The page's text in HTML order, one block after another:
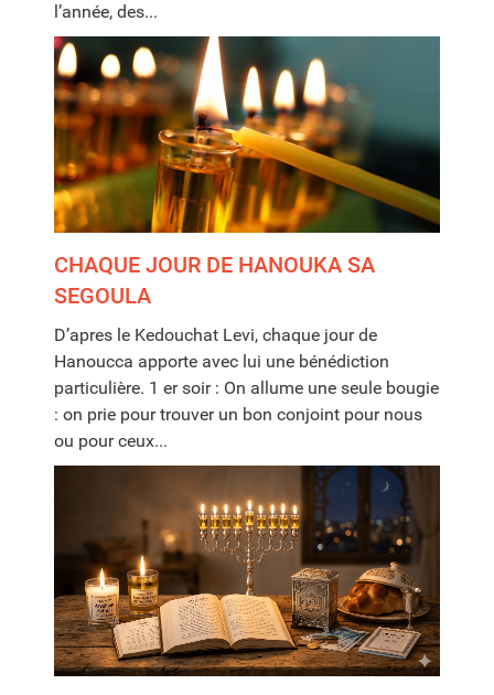
l’année, des...
CHAQUE JOUR DE HANOUKA SA
SEGOULA
D’apres le Kedouchat Levi, chaque jour de
Hanoucca apporte avec lui une bénédiction
particulière. 1 er soir : On allume une seule bougie
: on prie pour trouver un bon conjoint pour nous
ou pour ceux...